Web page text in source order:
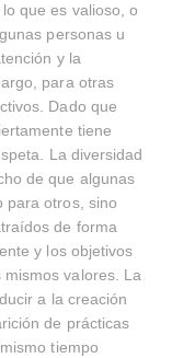
que es valioso, o
personas u
y la
para otras
Dado que
tiene
La diversidad
de que algunas
para otros, sino
de forma
y los objetivos
valores. La
a la creación
de prácticas
tiempo